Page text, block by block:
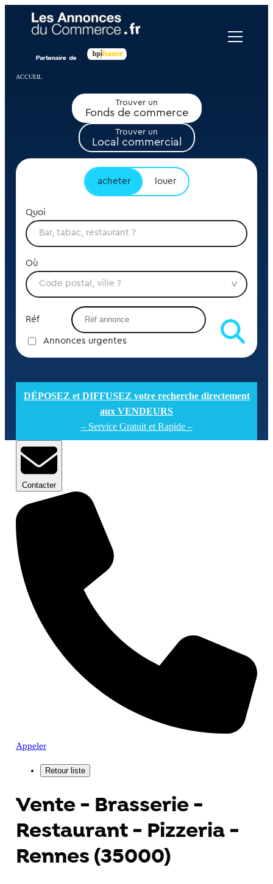
ACCUEIL
Trouver un
Fonds de commerce
Trouver un
Local commercial
acheter louer
Quoi
Où
Réf
Annonces urgentes
DÉPOSEZ et DIFFUSEZ votre recherche directement
aux VENDEURS
– Service Gratuit et Rapide –
Contacter
Appeler
Vente - Brasserie -
Restaurant - Pizzeria -
Rennes (35000)
Panneau de gestion des cookies